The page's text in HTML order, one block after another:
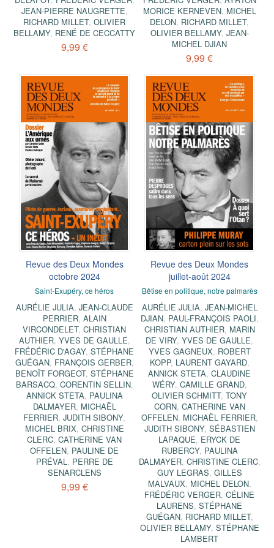
JEAN-PIERRE NAUGRETTE,
RICHARD MILLET,OLIVIER
BELLAMY, RENÉ DE CECCATTY
9,99 €
MORICE KERNEVEN, MICHEL
DELON, RICHARD MILLET,
OLIVIER BELLAMY, JEAN-
MICHEL DJIAN
9,99 €
Revue des Deux Mondes
octobre 2024
Saint-Exupéry, ce héros
AURÉLIE JULIA, JEAN-CLAUDE
PERRIER, ALAIN
VIRCONDELET,CHRISTIAN
AUTHIER, YVES DE GAULLE,
FRÉDÉRIC D'AGAY,STÉPHANE
GUÉGAN, FRANÇOIS GERBER,
BENOÎT FORGEOT, STÉPHANE
BARSACQ, CORENTIN SELLIN,
ANNICK STETA, PAULINA
DALMAYER, MICHAËL
FERRIER,JUDITH SIBONY,
MICHEL BRIX, CHRISTINE
CLERC,CATHERINE VAN
OFFELEN, PAULINE DE
PRÉVAL, PERRE DE
SENARCLENS
9,99 €
Revue des Deux Mondes
juillet-août 2024
Bêtise en politique, notre palmarès
AURÉLIE JULIA, JEAN-MICHEL
DJIAN, PAUL-FRANÇOIS PAOLI,
CHRISTIAN AUTHIER, MARIN
DE VIRY,YVES DE GAULLE,
YVES GAGNEUX, ROBERT
KOPP, LAURENT GAYARD,
ANNICK STETA,CLAUDINE
WÉRY, CAMILLE GRAND,
OLIVIER SCHMITT,TONY
CORN, CATHERINE VAN
OFFELEN, MICHAËL FERRIER,
JUDITH SIBONY, SÉBASTIEN
LAPAQUE, ERYCK DE
RUBERCY, PAULINA
DALMAYER, CHRISTINE CLERC,
GUY LEGRAS, GILLES
MALVAUX, MICHEL DELON,
FRÉDÉRIC VERGER,CÉLINE
LAURENS,STÉPHANE
GUÉGAN, RICHARD MILLET,
OLIVIER BELLAMY, STÉPHANE
LAMBERT